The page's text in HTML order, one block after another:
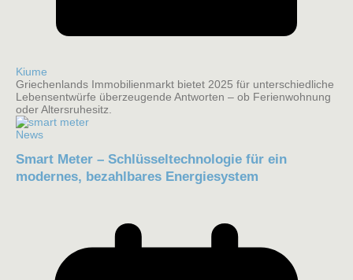
Kiume
Griechenlands Immobilienmarkt bietet 2025 für unterschiedliche
Lebensentwürfe überzeugende Antworten – ob Ferienwohnung
oder Altersruhesitz.
News
Smart Meter – Schlüsseltechnologie für ein
modernes, bezahlbares Energiesystem